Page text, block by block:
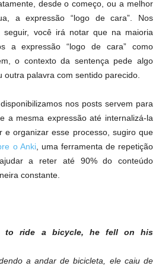
desde o começo, ou a melhor
a expressão “logo de cara”. Nos
seguir, você irá notar que na maioria
a expressão “logo de cara” como
o contexto da sentença pede algo
outra palavra com sentido parecido.
nos posts servem para
a mesma expressão até internalizá-la
e organizar esse processo, sugiro que
o Anki, uma ferramenta de repetição
a reter até 90% do conteúdo
constante.
to ride a bicycle, he fell on his
a andar de bicicleta, ele caiu de